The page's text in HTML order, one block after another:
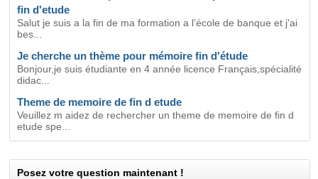
fin d'etude
Salut je suis a la fin de ma formation a l’école de banque et j'ai
bes...
Je cherche un thème pour mémoire fin d'étude
Bonjour,je suis étudiante en 4 année licence Français,spécialité
didac...
Theme de memoire de fin d etude
Veuillez m aidez de rechercher un theme de memoire de fin d
etude spe...
Posez votre question maintenant !